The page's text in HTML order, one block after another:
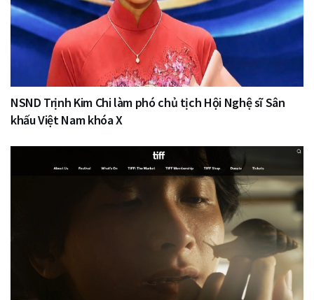
NSND Trịnh Kim Chi làm phó chủ tịch Hội Nghệ sĩ Sân
khấu Việt Nam khóa X